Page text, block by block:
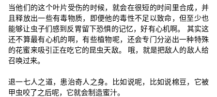
当他们的这个叶片受伤的时候，就会在很短的时间里合成，并
且释放出一些有毒物质，即便他的毒性不足以致命，但至少也
能够让虫子们感到反胃留下恐惧的记忆，好有心机啊。 其实这
还不算最有心机的啊，有些植物呢，还会专门分泌出一种特殊
的花蜜来吸引正在吃它的昆虫天敌。 哦，就是把敌人的敌人给
召唤过来。
退一七人之道，患治奇人之身。比如说呢，比如说棉豆，它被
甲虫咬了之后呢，它就会制造蜜汁。